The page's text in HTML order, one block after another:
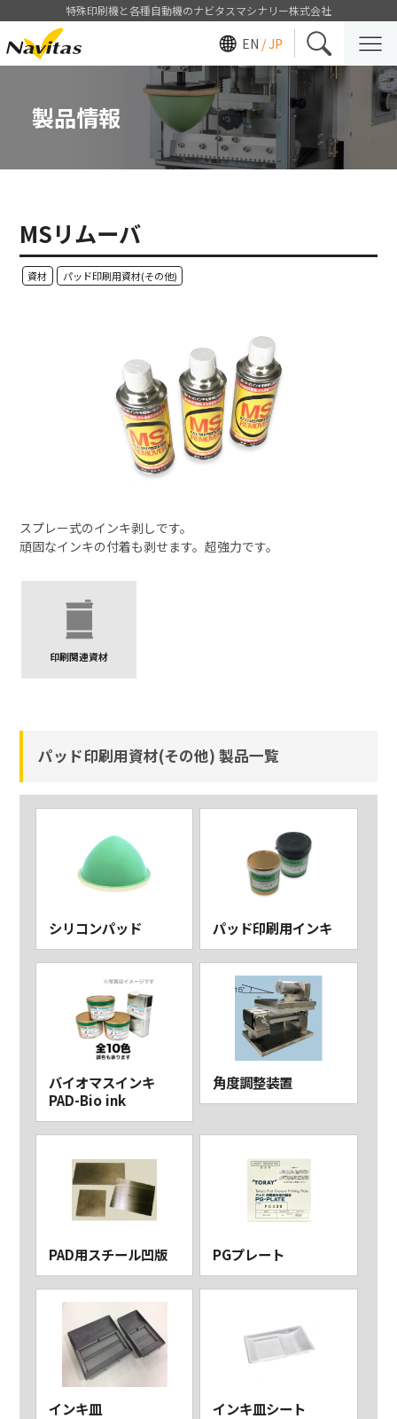
特殊印刷機と各種自動機のナビタスマシナリー株式会社
EN / JP
製品情報
MSリムーバ
資材 パッド印刷用資材(その他)
スプレー式のインキ剥しです。
頑固なインキの付着も剥せます。超強力です。
印刷関連資材
パッド印刷用資材(その他) 製品一覧
シリコンパッド パッド印刷用インキ
バイオマスインキ
PAD-Bio ink
角度調整装置
PAD用スチール凹版 PGプレート
インキ皿 インキ皿シート